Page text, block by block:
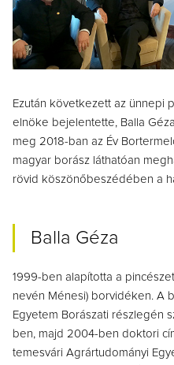
Ezután következett az ünnepi
elnöke bejelentette, Balla
meg 2018-ban az Év
magyar borász láthatóan
rövid köszönőbeszédében a
Balla Géza
1999-ben alapította a
nevén Ménesi) borvidéken. A
Egyetem Borászati részlegén
ben, majd 2004-ben doktori
temesvári Agrártudományi